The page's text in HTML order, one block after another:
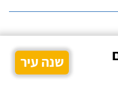
שנה עיר